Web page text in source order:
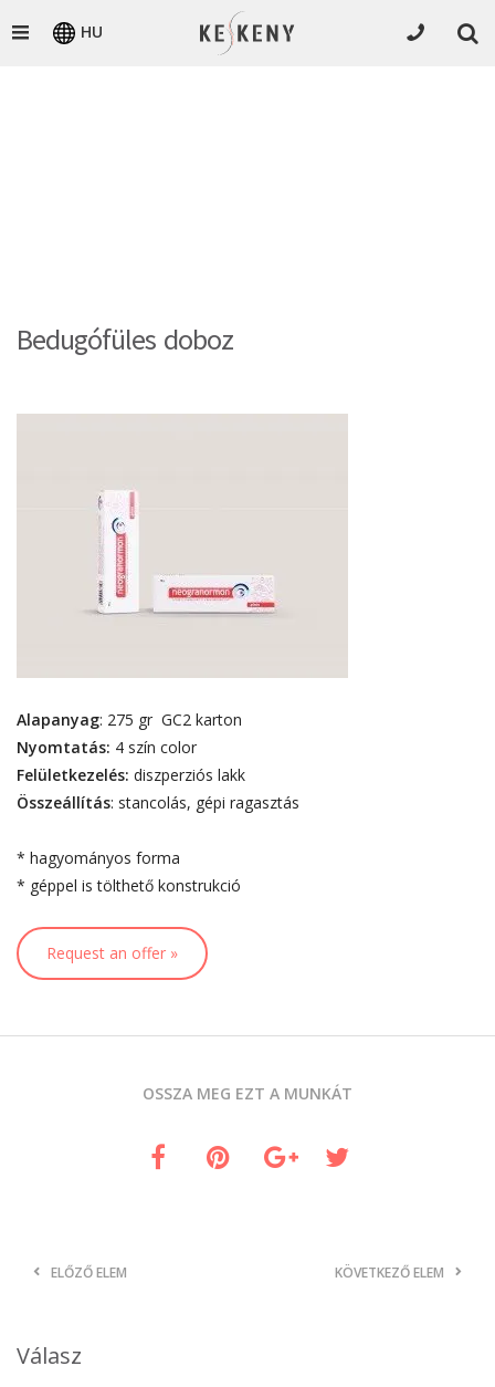
HU
Bedugófüles doboz
Alapanyag: 275 gr GC2 karton
Nyomtatás: 4 szín color
Felületkezelés: diszperziós lakk
Összeállítás: stancolás, gépi ragasztás
* hagyományos forma
* géppel is tölthető konstrukció
Request an offer »
OSSZA MEG EZT A MUNKÁT
ELŐZŐ ELEM KÖVETKEZŐ ELEM
Válasz